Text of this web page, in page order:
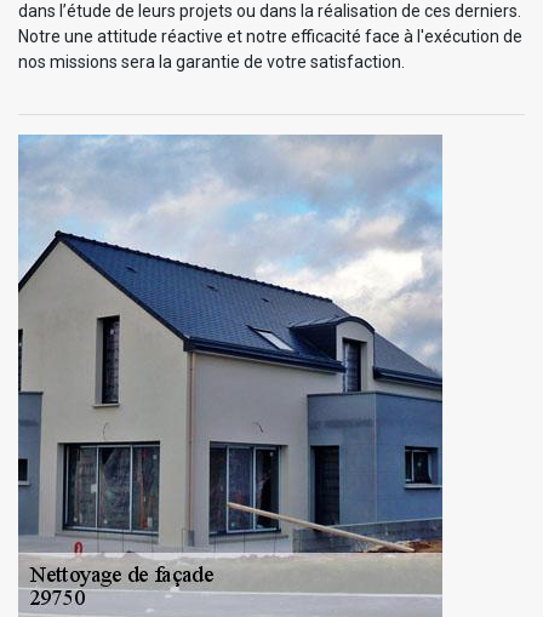
dans l’étude de leurs projets ou dans la réalisation de ces derniers.
Notre une attitude réactive et notre efficacité face à l'exécution de
nos missions sera la garantie de votre satisfaction.